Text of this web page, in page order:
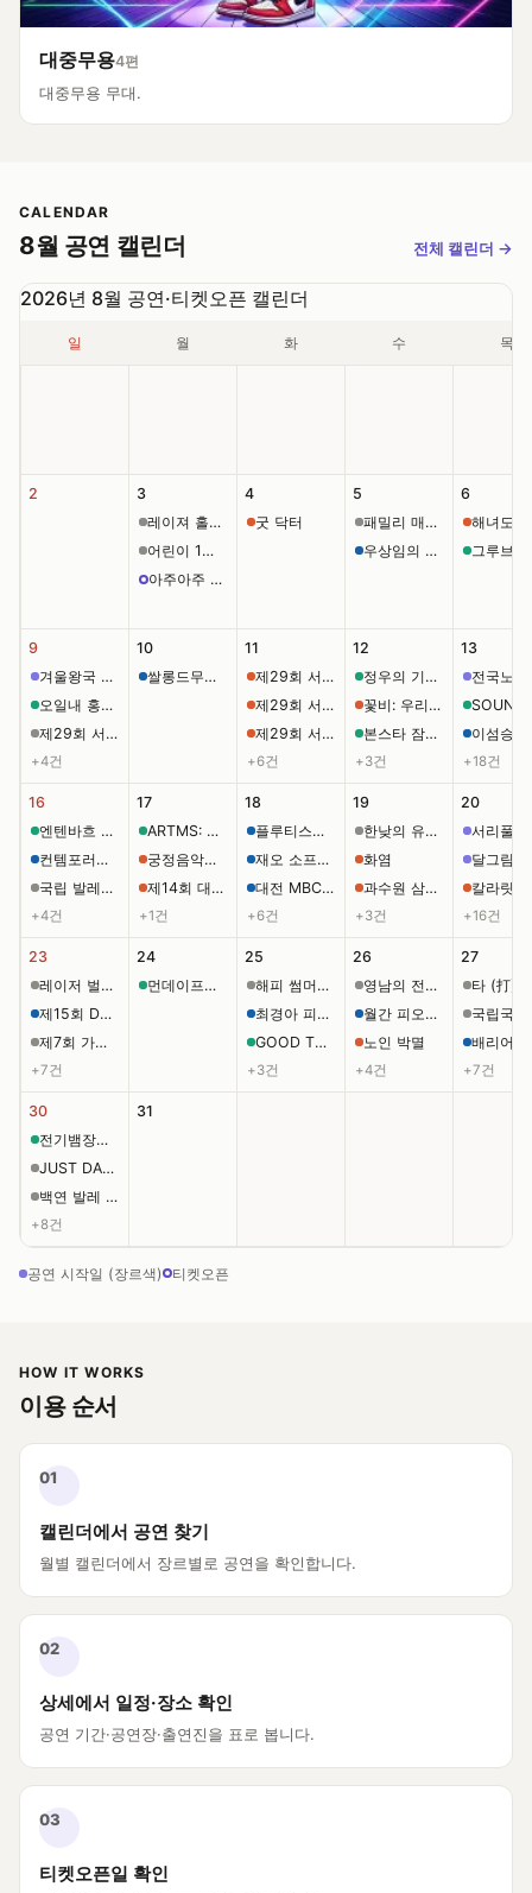
대중무용4편
대중무용 무대.
CALENDAR
8월 공연 캘린더 전체 캘린더 →
2026년 8월 공연·티켓오픈 캘린더
일 월 화 수 목
2
3
레이져 홀로그램쇼: 사이버 매직쇼 [인천]
어린이 1미터마술: 미니쇼 [군산]
아주아주 배고픈 애벌레 쇼 (영어) 티켓오픈
4
굿 닥터
5
패밀리 매직쇼 [영월]
우상임의 쌀롱 음악회: 11석의 쌀롱, 피아노와 아코디언 [제주]
6
9
겨울왕국 프리뷰 [서울]
오일내 홍대점 presents 육즙폭발 Vol.1
제29회 서울프린지페스티벌, 에움길: The scenic Route
+4건
10
쌀롱드무지끄, 콰르텟 세븐: 아름다움의 양면성
11
제29회 서울프린지페스티벌, 같은 하루
제29회 서울프린지페스티벌, 수치스러우면 쏘아봐
제29회 서울 프린지 페스티벌, 걸밴드 음주가무의 교환일기
+6건
12
정우의 기습공격 vol.2
꽃비: 우리가 피었던 계절
본스타 잠실송파 정기공연: Born to be BEST CONCERT
+3건
13
+18건
16
엔텐바흐 오리지널 밴드: 피치 콘서트
컨템포러리 사운드 포럼, 말과 소리와 기록들
국립 발레단 부설 발레 아카데미 정기 공연: PLIE
+4건
17
ARTMS: BLUE BLOOD NIGHT
궁정음악가들 [대학로]
제14회 대전청년유니브연극제, 불연성 쓰레기장
+1건
18
플루티스트 이영기와 함께 하는 살롱 음악회
재오 소프라노 유소영 & KTPO 함께하는 음악 여행: My Favorite Songs
대전 MBC 예술단 초청 스페인 밀레니엄 합창단 내한 연주회 [대전]
+6건
19
한낮의 유U;콘서트 [부산] (8월)
화염
과수원 삼형제 [대학로]
+3건
20
칼라릿
+16건
23
레이저 벌룬쇼 [제주]
제15회 DaKAPO 정기 연주회
제7회 가온병창단 정기연주회, K-Classic: 전통의 장, 새로운 공명 [대전]
+7건
24
먼데이프로젝트 시즌9, OUR SUMMER: 더베인 X ABTB
25
해피 썸머타임 콘서트 & 월드 플라멩코 페스티벌
최경아 피아노 독주회: Mozart와 함께하는 세번째 내면여행
GOOD TO SEE YOU vol.3
+3건
26
영남의 전통예술, 밀양이 잇다: 동래야류 겨루기 [밀양]
월간 피오레, 황선용 피아니스트 (8월)
노인 박멸
+4건
27
+7건
30
전기뱀장어 클럽 투어: 불꽃 원정경기 [광주]
JUST DANCE SUMMER 파티 [부산 동래]
백연 발레 프로젝트 와이: BUILD UP
+8건
31
공연 시작일 (장르색) 티켓오픈
HOW IT WORKS
이용 순서
01
캘린더에서 공연 찾기
월별 캘린더에서 장르별로 공연을 확인합니다.
02
상세에서 일정·장소 확인
공연 기간·공연장·출연진을 표로 봅니다.
03
티켓오픈일 확인